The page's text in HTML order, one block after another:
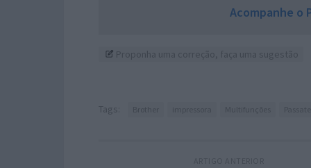
Acompanhe o
Tags: